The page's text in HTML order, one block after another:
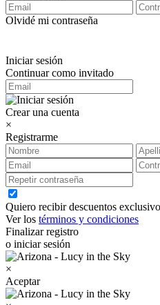
Olvidé mi contraseña
Iniciar sesión
Continuar como invitado
Crear una cuenta
×
Registrarme
Quiero recibir descuentos
Ver los términos y condiciones
Finalizar registro
o iniciar sesión
×
Aceptar